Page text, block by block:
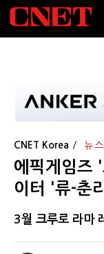
CNET Korea 뉴스
에픽게임즈
이터 '류-춘
3월 크루로 라마